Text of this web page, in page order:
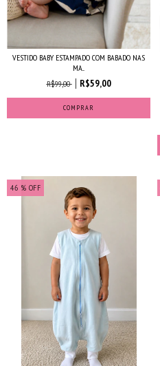
VESTIDO BABY ESTAMPADO COM BABADO NAS
MA...
R$99,00
R$59,00
COMPRAR
46 % OFF